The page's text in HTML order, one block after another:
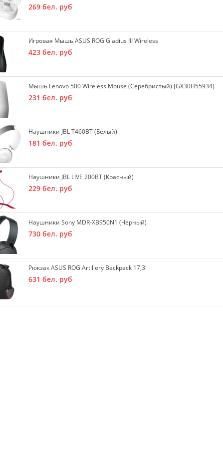
269 бел. руб
Игровая Мышь ASUS ROG Gladius III Wireless
423 бел. руб
Мышь Lenovo 500 Wireless Mouse (серебристый) [GX30H55934]
231 бел. руб
Наушники JBL T460BT (белый)
181 бел. руб
Наушники JBL LIVE 200BT (красный)
229 бел. руб
Наушники Sony MDR-XB950N1 (черный)
730 бел. руб
Рюкзак ASUS ROG Artillery Backpack 17,3'
631 бел. руб